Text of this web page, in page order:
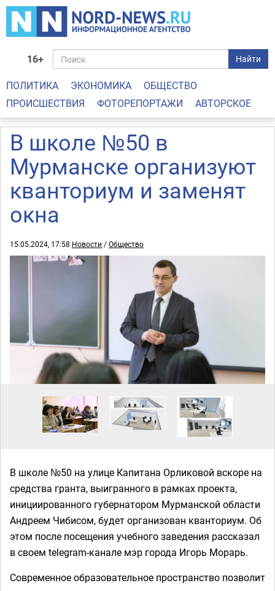
16+ Найти
ПОЛИТИКА ЭКОНОМИКА
ОБЩЕСТВО
ПРОИСШЕСТВИЯ
ФОТОРЕПОРТАЖИ АВТОРСКОЕ
В школе №50 в
Мурманске организуют
кванториум и заменят
окна
15.05.2024, 17:58 Новости /Общество
В школе №50 на улице Капитана Орликовой вскоре на
средства гранта, выигранного в рамках проекта,
инициированного губернатором Мурманской области
Андреем Чибисом, будет организован кванториум. Об
этом после посещения учебного заведения рассказал
в своем telegram-канале мэр города Игорь Морарь.
Современное образовательное пространство позволит